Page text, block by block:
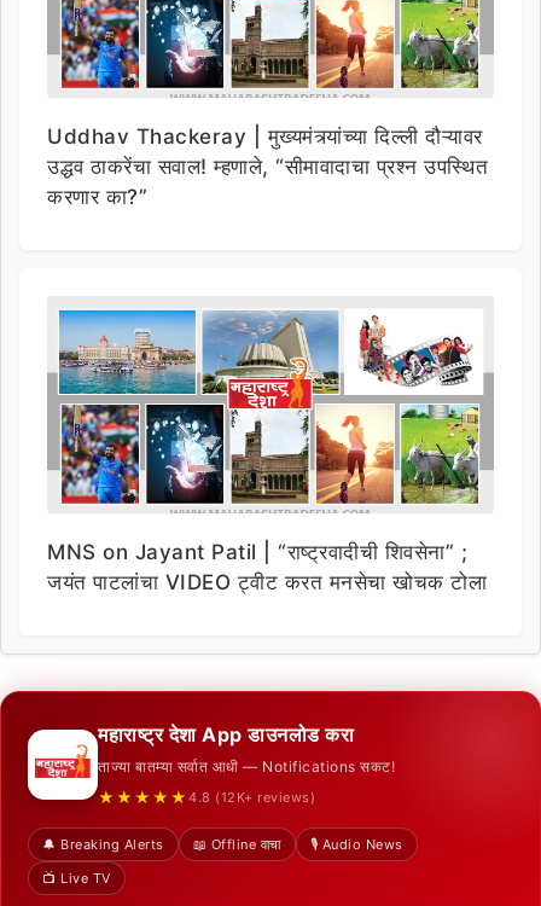
Uddhav Thackeray | मुख्यमंत्र्यांच्या दिल्ली दौऱ्यावर
उद्धव ठाकरेंचा सवाल! म्हणाले, “सीमावादाचा प्रश्न उपस्थित
करणार का?”
MNS on Jayant Patil | “राष्ट्रवादीची शिवसेना” ;
जयंत पाटलांचा VIDEO ट्वीट करत मनसेचा खोचक टोला
महाराष्ट्र देशा App डाउनलोड करा
ताज्या बातम्या सर्वात आधी — Notifications सकट!
★★★★★ 4.8 (12K+ reviews)
🔔 Breaking Alerts 📖 Offline वाचा
🎙️ Audio News
📺 Live TV